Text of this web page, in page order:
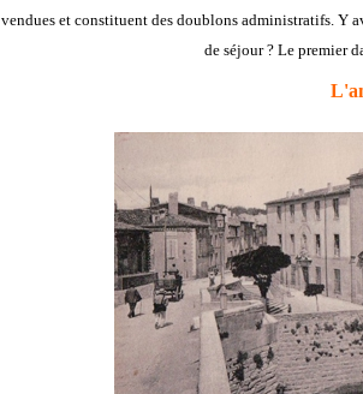
vendues et constituent des doublons administratifs. Y
de séjour ? Le premier